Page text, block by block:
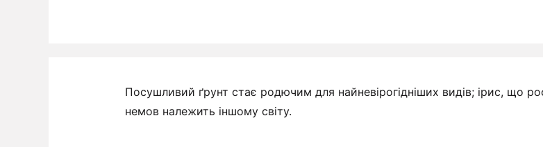
Посушливий ґрунт стає родючим для найневірогідніших видів; ірис, що
немов належить іншому світу.